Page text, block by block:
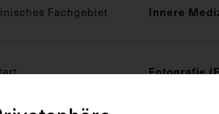
Fachgebiet Innere
Fotografie